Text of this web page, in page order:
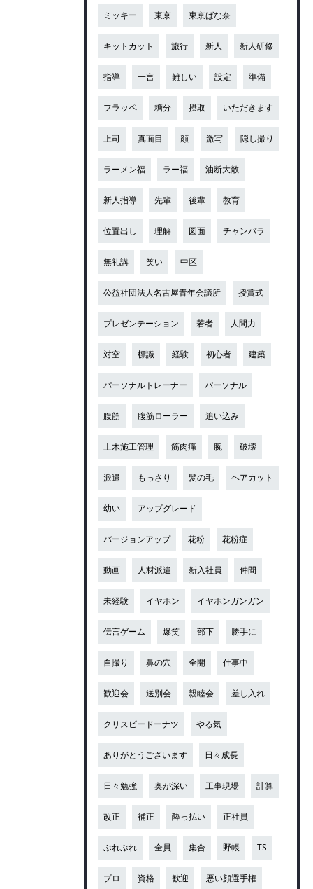
ミッキー 東京 東京ばな奈
キットカット 旅行 新人 新人研修
指導 一言 難しい 設定 準備
フラッペ 糖分 摂取 いただきます
上司 真面目 顔 激写 隠し撮り
ラーメン福 ラー福 油断大敵
新人指導 先輩 後輩 教育
位置出し 理解 図面 チャンバラ
無礼講 笑い 中区
公益社団法人名古屋青年会議所 授賞式
プレゼンテーション 若者 人間力
対空 標識 経験 初心者 建築
パーソナルトレーナー パーソナル
腹筋 腹筋ローラー 追い込み
土木施工管理 筋肉痛 腕 破壊
派遣 もっさり 髪の毛 ヘアカット
幼い アップグレード
バージョンアップ 花粉 花粉症
動画 人材派遣 新入社員 仲間
未経験 イヤホン イヤホンガンガン
伝言ゲーム 爆笑 部下 勝手に
自撮り 鼻の穴 全開 仕事中
歓迎会 送別会 親睦会 差し入れ
クリスピードーナツ やる気
ありがとうございます 日々成長
日々勉強 奥が深い 工事現場 計算
改正 補正 酔っ払い 正社員
ぶれぶれ 全員 集合 野帳 TS
プロ 資格 歓迎 悪い顔選手権